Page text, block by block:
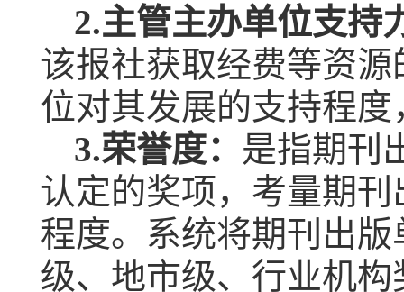
2.主管主办单位支持
该报社获取经费等资
位对其发展的支持程
3.荣誉度： 是指期刊
认定的奖项，考量期
程度。系统将期刊出
级、地市级、行业机